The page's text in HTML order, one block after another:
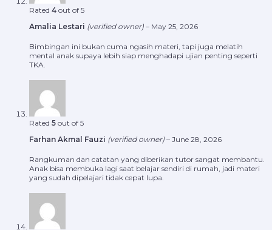
Rated 4 out of 5
Amalia Lestari (verified owner) – May 25, 2026
Bimbingan ini bukan cuma ngasih materi, tapi juga melatih
mental anak supaya lebih siap menghadapi ujian penting seperti
TKA.
Rated 5 out of 5
Farhan Akmal Fauzi (verified owner) – June 28, 2026
Rangkuman dan catatan yang diberikan tutor sangat membantu.
Anak bisa membuka lagi saat belajar sendiri di rumah, jadi materi
yang sudah dipelajari tidak cepat lupa.